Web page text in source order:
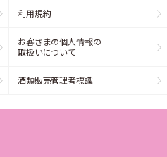
利用規約
お客さまの個人情報の
取扱いについて
酒類販売管理者標識